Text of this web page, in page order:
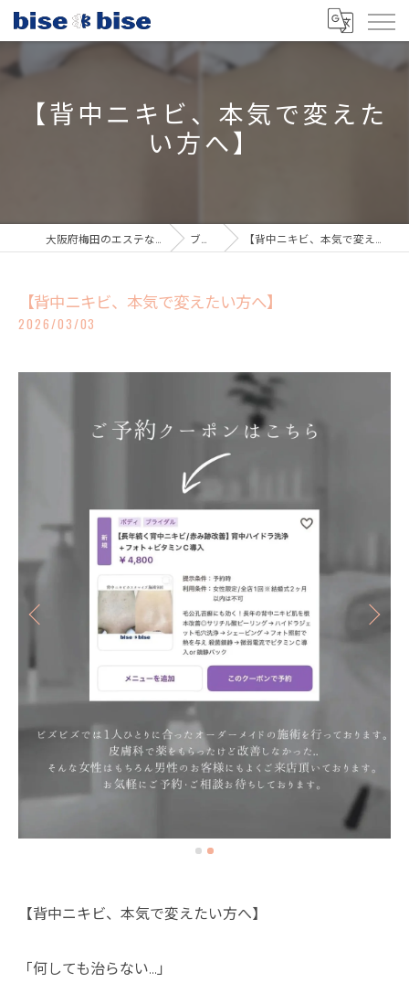
【背中ニキビ、本気で変えた
い方へ】
大阪府梅田のエステならbisebise ブログ 【背中ニキビ、本気で変えたい方へ】
【背中ニキビ、本気で変えたい方へ】
2026/03/03
【背中ニキビ、本気で変えたい方へ】
「何しても治らない…」